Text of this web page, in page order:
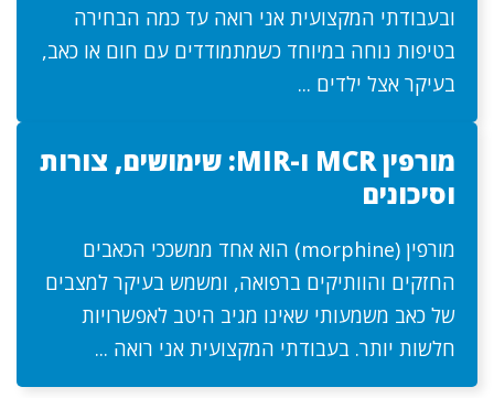
ובעבודתי המקצועית אני רואה עד כמה הבחירה
בטיפות נוחה במיוחד כשמתמודדים עם חום או כאב,
בעיקר אצל ילדים ...
מורפין MCR ו-MIR: שימושים, צורות
וסיכונים
מורפין (morphine) הוא אחד ממשככי הכאבים
החזקים והוותיקים ברפואה, ומשמש בעיקר למצבים
של כאב משמעותי שאינו מגיב היטב לאפשרויות
חלשות יותר. בעבודתי המקצועית אני רואה ...